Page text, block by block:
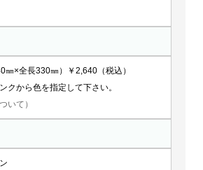
㎜×全長330㎜）￥2,640（税込）
クから色を指定して下さい。
いて）